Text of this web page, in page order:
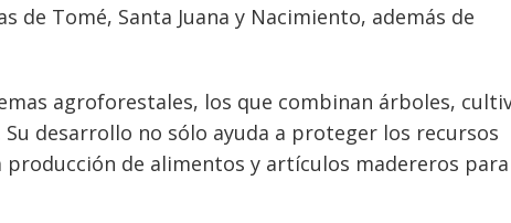
de Tomé, Santa Juana y Nacimiento, además de
agroforestales, los que combinan árboles,
desarrollo no sólo ayuda a proteger los recursos
de alimentos y artículos madereros para